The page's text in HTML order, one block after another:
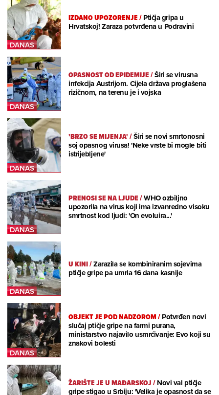
IZDANO UPOZORENJE/Ptičja gripa u
Hrvatskoj! Zaraza potvrđena u Podravini
OPASNOST OD EPIDEMIJE/Širi se virusna
infekcija Austrijom. Cijela država proglašena
rizičnom, na terenu je i vojska
'BRZO SE MIJENJA'/Širi se novi smrtonosni
soj opasnog virusa! 'Neke vrste bi mogle biti
istrijebljene'
PRENOSI SE NA LJUDE/WHO ozbiljno
upozorila na virus koji ima izvanredno visoku
smrtnost kod ljudi: 'On evoluira...'
U KINI/Zarazila se kombiniranim sojevima
ptičje gripe pa umrla 16 dana kasnije
OBJEKT JE POD NADZOROM/Potvrđen novi
slučaj ptičje gripe na farmi purana,
ministarstvo najavilo usmrćivanje: Evo koji su
znakovi bolesti
ŽARIŠTE JE U MAĐARSKOJ/Novi val ptičje
gripe stigao u Srbiju: 'Velika je opasnost da se